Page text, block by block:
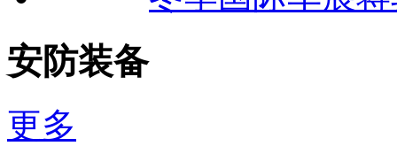
安防装备
更多